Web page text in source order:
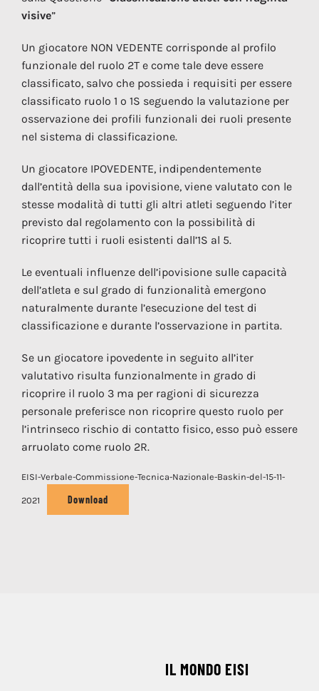
visive”
Un giocatore NON VEDENTE corrisponde al profilo
funzionale del ruolo 2T e come tale deve essere
classificato, salvo che possieda i requisiti per essere
classificato ruolo 1 o 1S seguendo la valutazione per
osservazione dei profili funzionali dei ruoli presente
nel sistema di classificazione.
Un giocatore IPOVEDENTE, indipendentemente
dall’entità della sua ipovisione, viene valutato con le
stesse modalità di tutti gli altri atleti seguendo l’iter
previsto dal regolamento con la possibilità di
ricoprire tutti i ruoli esistenti dall’1S al 5.
Le eventuali influenze dell’ipovisione sulle capacità
dell’atleta e sul grado di funzionalità emergono
naturalmente durante l’esecuzione del test di
classificazione e durante l’osservazione in partita.
Se un giocatore ipovedente in seguito all’iter
valutativo risulta funzionalmente in grado di
ricoprire il ruolo 3 ma per ragioni di sicurezza
personale preferisce non ricoprire questo ruolo per
l’intrinseco rischio di contatto fisico, esso può essere
arruolato come ruolo 2R.
EISI-Verbale-Commissione-Tecnica-Nazionale-Baskin-del-15-11-
2021 Download
IL MONDO EISI